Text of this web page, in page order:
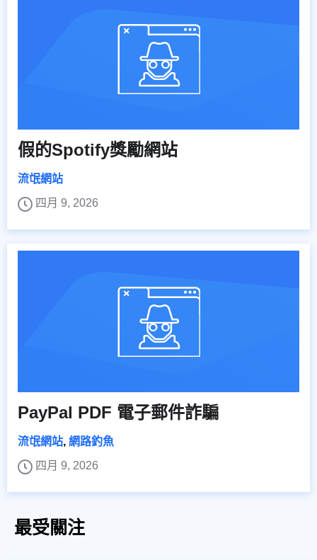
假的Spotify獎勵網站
流氓網站
四月 9, 2026
PayPal PDF 電子郵件詐騙
流氓網站, 網路釣魚
四月 9, 2026
最受關注